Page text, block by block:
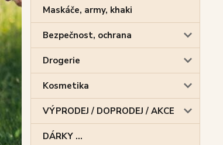
Maskáče, army, khaki
Bezpečnost, ochrana
Drogerie
Kosmetika
VÝPRODEJ / DOPRODEJ / AKCE
DÁRKY ...